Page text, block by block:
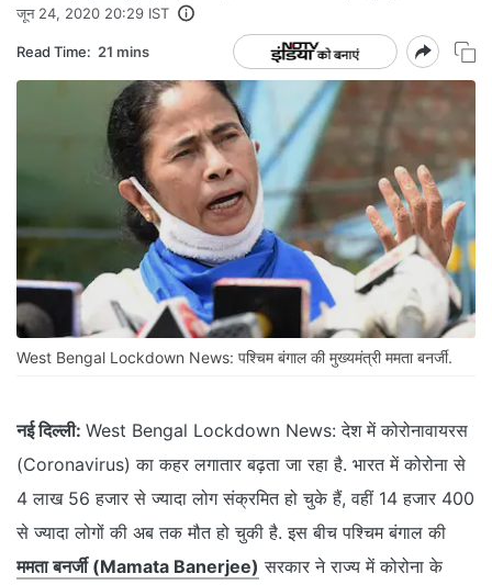
जून 24, 2020 20:29 IST
Read Time: 21 mins
West Bengal Lockdown News: पश्चिम बंगाल की मुख्यमंत्री ममता बनर्जी.
नई दिल्ली: West Bengal Lockdown News: देश में कोरोनावायरस
(Coronavirus) का कहर लगातार बढ़ता जा रहा है. भारत में कोरोना से
4 लाख 56 हजार से ज्यादा लोग संक्रमित हो चुके हैं, वहीं 14 हजार 400
से ज्यादा लोगों की अब तक मौत हो चुकी है. इस बीच पश्चिम बंगाल की
ममता बनर्जी (Mamata Banerjee) सरकार ने राज्य में कोरोना के